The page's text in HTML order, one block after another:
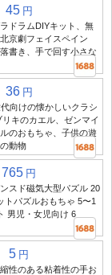
45 円
ドラムDIYキット、無
京劇フェイスペイン
書き、手で回す小さな
36 円
向けの懐かしいクラシ
リキのカエル、ゼンマイ
のおもちゃ、子供の遊
動物
765 円
スド磁気大型パズル 20
トパズルおもちゃ 5〜1
男児・女児向け 6
5 円
性のある粘着性の手お